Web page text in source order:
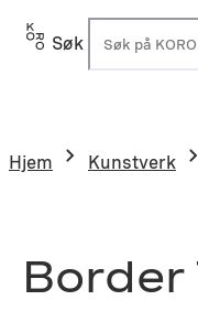
Hopp
Søk
Hjem Kunstverk
Border